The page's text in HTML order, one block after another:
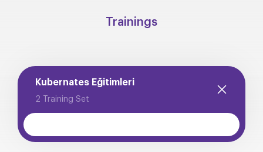
Trainings
Kubernates Eğitimleri
2 Training Set